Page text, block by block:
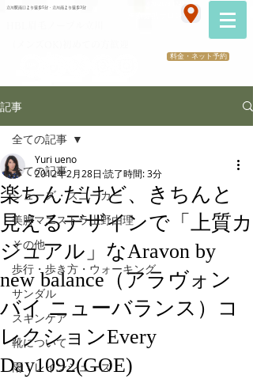
立川駅南口より徒歩5分・立川南より徒歩3分
料金・ネット予約
記事
全ての記事
シューズ・スニーカー
美脚マエストラ上野由理
その他
歩行・歩き方・ウォーキング
サンダル
スキンケア
靴について
雨・レインシューズ
全ての記事
楽ちんだけど、きちんと
見えるデザインで「上質カ
ジュアル」なAravon by
new balance（アラヴォン
バイ ニューバランス）コ
レクションEvery
Day1092(GOE)
Yuri ueno
2012年2月28日 読了時間: 3分